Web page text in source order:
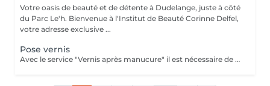
Votre oasis de beauté et de détente à Dudelange, juste à côté
du Parc Le'h. Bienvenue à l'Institut de Beauté Corinne Delfel,
votre adresse exclusive ...
Pose vernis
Avec le service "Vernis après manucure" il est nécessaire de réserver également le service "Manucure". Dans le service "Standart" le nettoyage des cuticules est compris.